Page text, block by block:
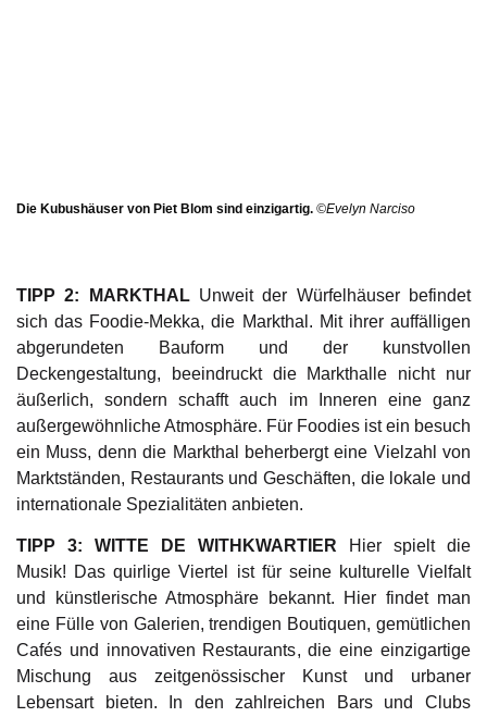
Die Kubushäuser von Piet Blom sind einzigartig. ©Evelyn Narciso
TIPP 2: MARKTHALUnweit der Würfelhäuser befindet
sich das Foodie-Mekka, die Markthal. Mit ihrer auffälligen
abgerundeten Bauform und der kunstvollen
Deckengestaltung, beeindruckt die Markthalle nicht nur
äußerlich, sondern schafft auch im Inneren eine ganz
außergewöhnliche Atmosphäre. Für Foodies ist ein besuch
ein Muss, denn die Markthal beherbergt eine Vielzahl von
Marktständen, Restaurants und Geschäften, die lokale und
internationale Spezialitäten anbieten.
TIPP 3: WITTE DE WITHKWARTIER Hier spielt die
Musik! Das quirlige Viertel ist für seine kulturelle Vielfalt
und künstlerische Atmosphäre bekannt. Hier findet man
eine Fülle von Galerien, trendigen Boutiquen, gemütlichen
Cafés und innovativen Restaurants, die eine einzigartige
Mischung aus zeitgenössischer Kunst und urbaner
Lebensart bieten. In den zahlreichen Bars und Clubs